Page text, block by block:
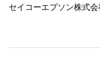
セイコーエプソン株式会